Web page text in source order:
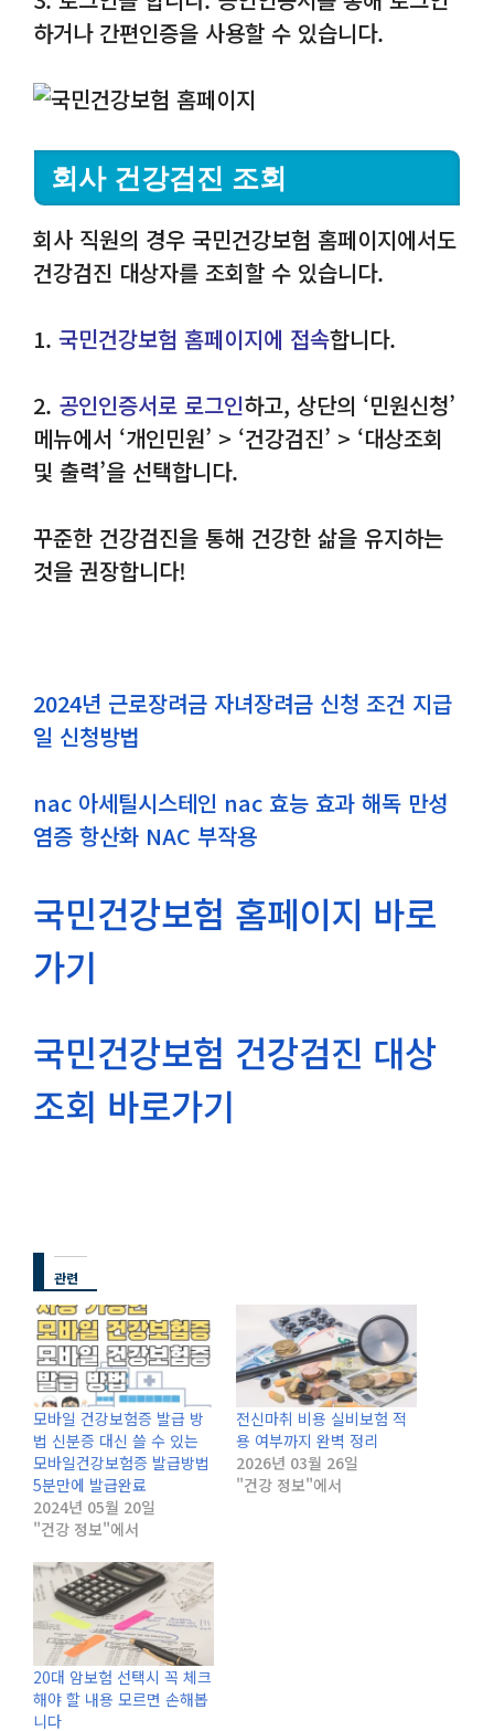
하거나 간편인증을 사용할 수 있습니다.
회사 건강검진 조회
회사 직원의 경우 국민건강보험 홈페이지에서도
건강검진 대상자를 조회할 수 있습니다.
1. 국민건강보험 홈페이지에 접속합니다.
2. 공인인증서로 로그인하고, 상단의 ‘민원신청’
메뉴에서 ‘개인민원’ > ‘건강검진’ > ‘대상조회
및 출력’을 선택합니다.
꾸준한 건강검진을 통해 건강한 삶을 유지하는
것을 권장합니다!
2024년 근로장려금 자녀장려금 신청 조건 지급
일 신청방법
nac 아세틸시스테인 nac 효능 효과 해독 만성
염증 항산화 NAC 부작용
국민건강보험 홈페이지 바로
가기
국민건강보험 건강검진 대상
조회 바로가기
관련
모바일 건강보험증 발급 방
법 신분증 대신 쓸 수 있는
모바일건강보험증 발급방법
5분만에 발급완료
2024년 05월 20일
"건강 정보"에서
전신마취 비용 실비보험 적
용 여부까지 완벽 정리
2026년 03월 26일
"건강 정보"에서
20대 암보험 선택시 꼭 체크
해야 할 내용 모르면 손해봅
니다